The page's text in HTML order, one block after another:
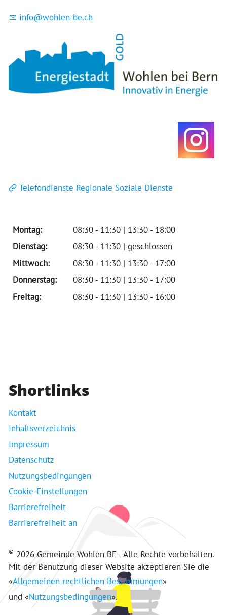
nf w hl n-b ch
Telefondienste Regionale Soziale Dienste
Montag:
08:30 - 11:30 | 13:30 - 18:00
Dienstag:
08:30 - 11:30 | geschlossen
Mittwoch:
08:30 - 11:30 | 13:30 - 17:00
Donnerstag:
08:30 - 11:30 | 13:30 - 17:00
Freitag:
08:30 - 11:30 | 13:30 - 16:00
Shortlinks
Kontakt
Inhaltsverzeichnis
Impressum
Datenschutz
Nutzungsbedingungen
Cookie-Einstellungen
Barrierefreiheit
Barrierefreiheit an
© 2026 Gemeinde Wohlen BE - Alle Rechte vorbehalten.
Mit der Benutzung dieser Website akzeptieren Sie die
«Allgemeinen rechtlichen Bestimmungen»
und «Nutzungsbedingungen».